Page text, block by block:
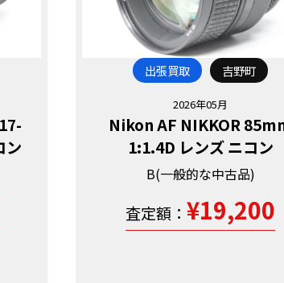
ン
出張買取 吉野町
2026年05月
Nikon AF NIKKOR
1:1.4D レンズ ニコン
B(一般的な中古品)
査定額： ¥19,200